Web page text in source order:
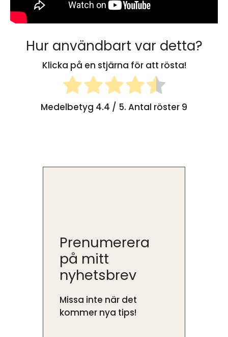
Hur användbart var detta?
Klicka på en stjärna för att rösta!
Medelbetyg 4.4 / 5. Antal röster 9
Prenumerera
på mitt
nyhetsbrev
Missa inte när det
kommer nya tips!